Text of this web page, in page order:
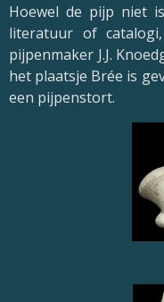
Hoewel de pijp niet
literatuur of
pijpenmaker J.J.
het plaatsje Brée is
een pijpenstort.